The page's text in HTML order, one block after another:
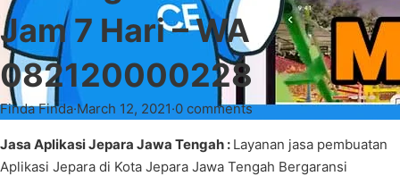
Jam 7 Hari – WA
082120000228
Finda Finda·March 12, 2021·0 comments
Jasa Aplikasi Jepara Jawa Tengah : Layanan jasa pembuatan
Aplikasi Jepara di Kota Jepara Jawa Tengah Bergaransi